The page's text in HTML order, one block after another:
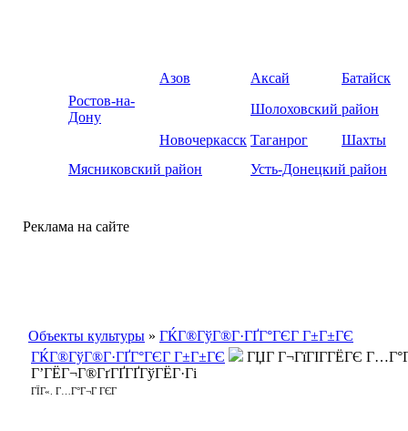
Азов Аксай
Батайск
Ростов-на-
Дону
Шолоховский район
Новочеркасск Таганрог
Шахты
Мясниковский район
Усть-Донецкий район
Реклама на сайте
Объекты культуры » ГЌГ®ГўГ®Г·ГҐГ°ГЄГ Г±Г±ГЄ
ГЌГ®ГўГ®Г·ГҐГ°ГЄГ Г±Г±ГЄ
ГЏГ Г¬ГїГІГ­ГЁГЄ
Г’ГЁГ¬Г®ГґГҐГҐГўГЁГ·Гі
ГЇГ«. Г…Г°Г¬Г ГЄГ